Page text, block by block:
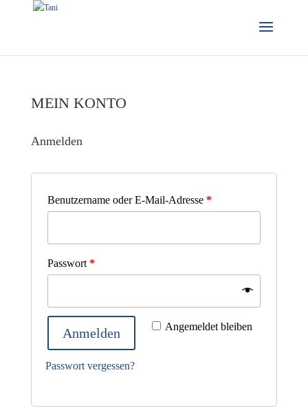
MEIN KONTO
Anmelden
Benutzername oder E-Mail-Adresse *
Passwort *
Angemeldet bleiben
Anmelden
Passwort vergessen?